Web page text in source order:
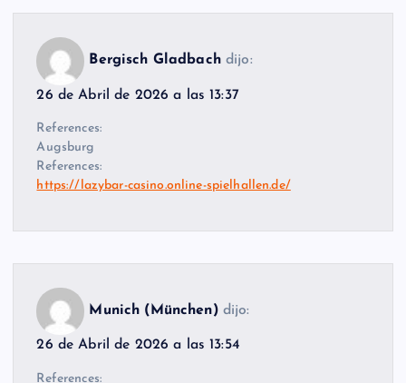
Bergisch Gladbach dijo:
26 de Abril de 2026 a las 13:37
References:
Augsburg
References:
https://lazybar-casino.online-spielhallen.de/
Munich (München) dijo:
26 de Abril de 2026 a las 13:54
References: